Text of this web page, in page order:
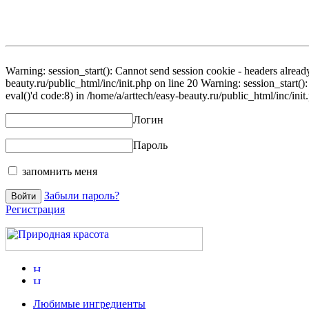
Warning: session_start(): Cannot send session cookie - headers
beauty.ru/public_html/inc/init.php on line 20 Warning:
eval()'d code:8) in /home/a/arttech/easy-beauty.ru/public_html/inc/
Логин
Пароль
запомнить меня
Забыли пароль?
Регистрация
Любимые ингредиенты